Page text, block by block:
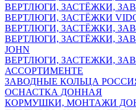
ВЕРТЛЮГИ, ЗАСТЁЖКИ,
ВЕРТЛЮГИ, ЗАСТЁЖКИ
ВЕРТЛЮГИ, ЗАСТЁЖКИ,
ВЕРТЛЮГИ, ЗАСТЁЖКИ,
JOHN
ВЕРТЛЮГИ, ЗАСТЕЖКИ,
АССОРТИМЕНТЕ
ЗАВОДНЫЕ КОЛЬЦА
ОСНАСТКА ДОННАЯ
КОРМУШКИ, МОНТАЖИ